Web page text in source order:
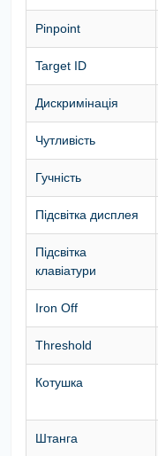
Pinpoint
Target ID
Дискримінація
Чутливість
Гучність
Підсвітка дисплея
Підсвітка
клавіатури
Iron Off
Threshold
Котушка
Штанга